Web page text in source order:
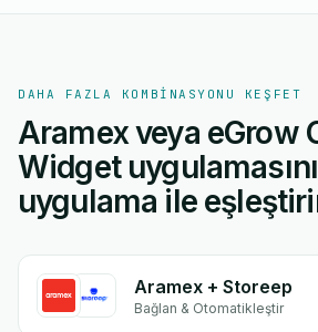
DAHA FAZLA KOMBINASYONU KEŞFET
Aramex veya eGrow
Widget
uygulama ile
Aramex + Storeep
Bağlan & Otomatikleştir